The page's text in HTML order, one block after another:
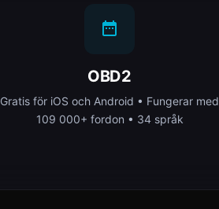
OBD2
Gratis för iOS och Android • Fungerar med
109 000+ fordon • 34 språk